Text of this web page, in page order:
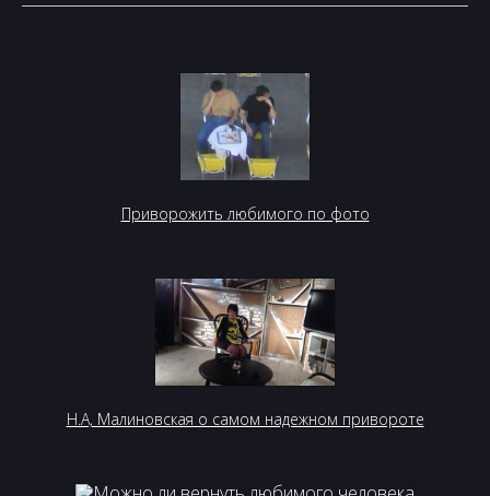
Приворожить любимого по фото
Н.А, Малиновская о самом надежном привороте